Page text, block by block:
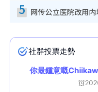
5